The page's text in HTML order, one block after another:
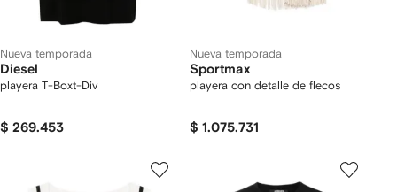
Nueva temporada
Diesel
playera T-Boxt-Div
$ 269.453
Nueva temporada
Sportmax
playera con detalle de flecos
$ 1.075.731